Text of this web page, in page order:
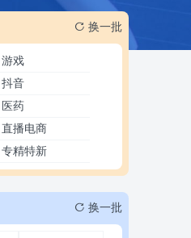
换一批
游戏
抖音
医药
直播电商
专精特新
换一批